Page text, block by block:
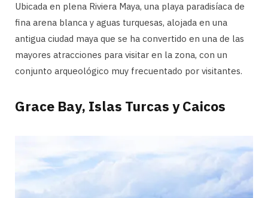
Ubicada en plena Riviera Maya, una playa paradisíaca de
fina arena blanca y aguas turquesas, alojada en una
antigua ciudad maya que se ha convertido en una de las
mayores atracciones para visitar en la zona, con un
conjunto arqueológico muy frecuentado por visitantes.
Grace Bay, Islas Turcas y Caicos